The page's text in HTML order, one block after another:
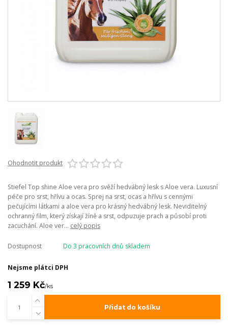
Ohodnotit produkt
Stiefel Top shine Aloe vera pro svěží hedvábný lesk s Aloe vera. Luxusní
péče pro srst, hřívu a ocas. Sprej na srst, ocas a hřívu s cennými
pečujícími látkami a aloe vera pro krásný hedvábný lesk. Neviditelný
ochranný film, který získají žíně a srst, odpuzuje prach a působí proti
zacuchání. Aloe ver... celý popis
Dostupnost Do 3 pracovních dnů skladem
Nejsme plátci DPH
1 259 Kč/ks
Přidat do košíku